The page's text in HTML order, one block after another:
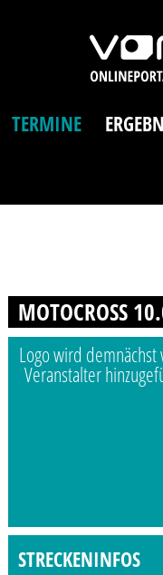
TERMINE
MOTOCROSS
Logo wird demnächst
Veranstalter
STRECKENINFOS